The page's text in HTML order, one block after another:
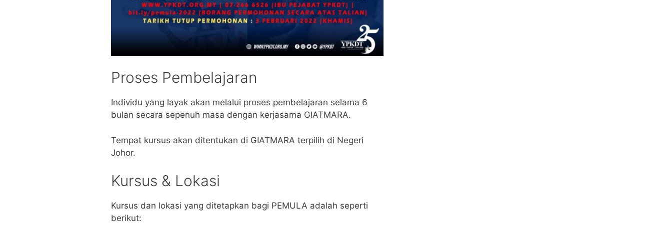
Proses Pembelajaran
Individu yang layak akan melalui proses pembelajaran selama 6
bulan secara sepenuh masa dengan kerjasama GIATMARA.
Tempat kursus akan ditentukan di GIATMARA terpilih di Negeri
Johor.
Kursus & Lokasi
Kursus dan lokasi yang ditetapkan bagi PEMULA adalah seperti
berikut: